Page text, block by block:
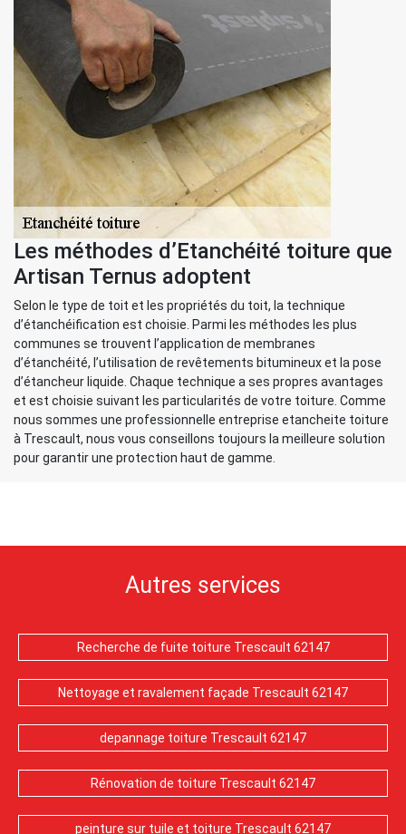
Les méthodes d’Etanchéité toiture que
Artisan Ternus adoptent
Selon le type de toit et les propriétés du toit, la technique
d’étanchéification est choisie. Parmi les méthodes les plus
communes se trouvent l’application de membranes
d’étanchéité, l’utilisation de revêtements bitumineux et la pose
d’étancheur liquide. Chaque technique a ses propres avantages
et est choisie suivant les particularités de votre toiture. Comme
nous sommes une professionnelle entreprise etancheite toiture
à Trescault, nous vous conseillons toujours la meilleure solution
pour garantir une protection haut de gamme.
Autres services
Recherche de fuite toiture Trescault 62147
Nettoyage et ravalement façade Trescault 62147
depannage toiture Trescault 62147
Rénovation de toiture Trescault 62147
peinture sur tuile et toiture Trescault 62147